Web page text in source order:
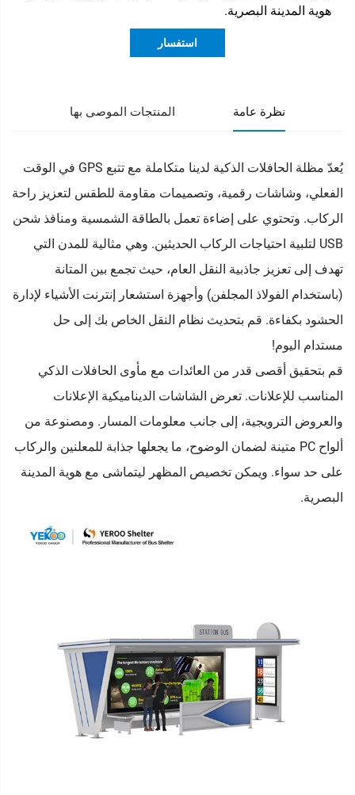
هوية المدينة البصرية.
استفسار
نظرة عامة المنتجات الموصى بها
يُعدّ مظلة الحافلات الذكية لدينا متكاملة مع تتبع GPS في الوقت
الفعلي، وشاشات رقمية، وتصميمات مقاومة للطقس لتعزيز راحة
الركاب. وتحتوي على إضاءة تعمل بالطاقة الشمسية ومنافذ شحن
USB لتلبية احتياجات الركاب الحديثين. وهي مثالية للمدن التي
تهدف إلى تعزيز جاذبية النقل العام، حيث تجمع بين المتانة
(باستخدام الفولاذ المجلفن) وأجهزة استشعار إنترنت الأشياء لإدارة
الحشود بكفاءة. قم بتحديث نظام النقل الخاص بك إلى حل
مستدام اليوم!
قم بتحقيق أقصى قدر من العائدات مع مأوى الحافلات الذكي
المناسب للإعلانات. تعرض الشاشات الديناميكية الإعلانات
والعروض الترويجية، إلى جانب معلومات المسار. ومصنوعة من
ألواح PC متينة لضمان الوضوح، ما يجعلها جذابة للمعلنين والركاب
على حد سواء. ويمكن تخصيص المظهر ليتماشى مع هوية المدينة
البصرية.